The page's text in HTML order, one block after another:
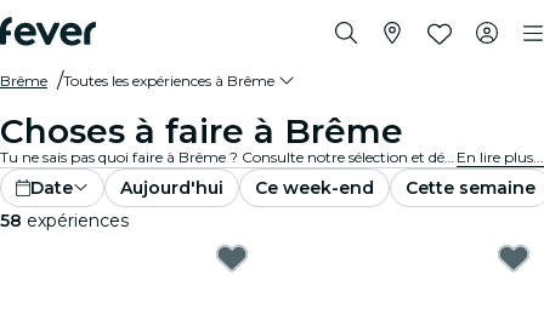
Brême Toutes les expériences à Brême
Choses à faire à Brême
Tu ne sais pas quoi faire à Brême ? Consulte notre sélection et découvre les meilleures expériences et activités actuellement disponibles dans la ville. En lire plus...
Date Aujourd'hui Ce week-end
Cette semaine
58 expériences